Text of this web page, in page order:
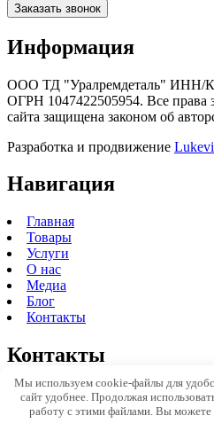
Заказать звонок
Информация
ООО ТД "Уралремдеталь" ИНН/
ОГРН 1047422505954. Все
сайта защищена законом об
Разработка и продвижение
Навигация
Главная
Товары
Услуги
О нас
Медиа
Блог
Контакты
Контакты
Адрес: г. Челябинск, ул.
Телефон:+7 351 729 94 29
Мы используем cookie-файлы для
сайт удобнее. Продолжая
работу с этими файлами. Вы можете